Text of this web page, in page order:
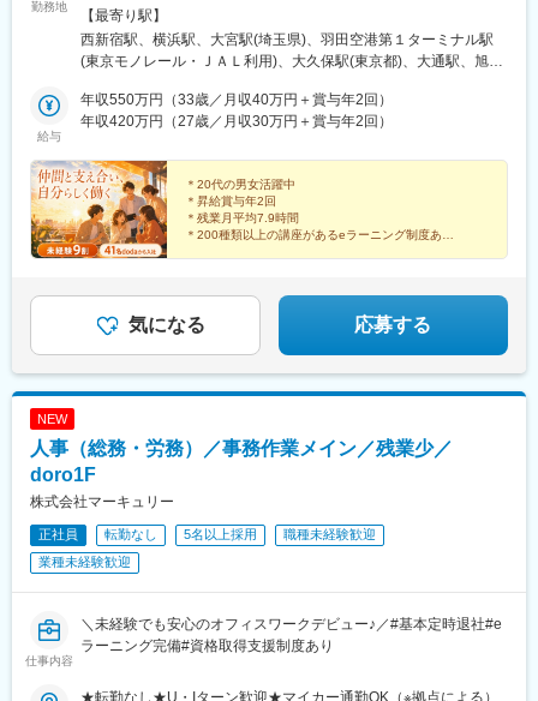
・Web制作ではなく経営課題の整理や戦略策定など最上流工程に
挑戦できます。
・大手BtoB企業を中心に多様な業界案件へ携われ、提案力やコン
サルティング力を磨けます。
・戦略提案からプロジェクト推進、公開後改善まで一気通貫で担
当でき、PM経験をさらに上流へ発展させられます。
変更の範囲：会社の定める業務
勤務地
生活圏を変えたくない」そんな希望も相談OKです。地元に戻って
の就職・転職も応援します！生活スタイルが変わって、勤務エリ
アを変えたいという相談も可能です！■北海道・東北：北海道・青
南関東：東京・神奈川・埼玉・千葉■中部：岐阜・愛知・静岡・石
川・新潟・長野・富山・福井・三重■近畿：滋賀・大阪・兵庫・奈
香川・愛媛■九州：福岡・長崎・大分・熊本・宮崎・鹿児島・沖縄
【最寄り駅】
西新宿駅、横浜駅、大宮駅(埼玉県)、羽田空港第１ターミナル駅
(東京モノレール・ＪＡＬ利用)、大久保駅(東京都)、大通駅、旭川
亀島駅、新浜松駅、新潟駅、新静岡駅、三島広小路駅、北鉄金沢
駅、長野駅、電気ビル前駅、福井駅、北新地駅、姫路駅、なんば
神南駅、眉山ロープウェイ山麓駅、浦添前田駅、通町筋駅、宮崎
駅、渋谷駅、新宿駅、新宿三丁目駅、池袋駅、吉祥寺駅、町田
駅、八王子駅、立川駅、新横浜駅、川崎駅、座間駅、相模原駅、
藤沢駅、海老名駅(相模線)、浦和駅、さいたま新都心駅、川口駅、
上尾駅、新座駅、熊谷駅、春日部駅、千葉中央駅、千葉みなと
駅、伊勢崎駅、前橋駅、世良田駅、桐生駅、栃木駅、小山駅、札
幌駅、函館駅、小樽駅、千歳駅(北海道)、青森駅、一ノ関駅、遠野
駅、久慈駅、水沢駅、秋田駅、横手駅、あおば通駅、泉中央駅、
岡県)、大場駅、西金沢駅、松任駅、野々市工大前駅、小松駅、亀
田駅、白山駅(新潟県)、新津駅、燕三条駅、東三条駅、篠ノ井駅、
松本駅、上諏訪駅、富山駅、高岡駅、新高岡駅、魚津駅、福井城
址大名町駅、水居駅、丸岡駅、岐阜駅、高山駅、名鉄岐阜駅、大
垣駅、津駅、近鉄四日市駅、津新町駅、鈴鹿市駅、播磨駅、草津
駅(滋賀県)、大津駅、南草津駅、彦根駅、長浜駅、西梅田駅、梅田
駅(地下鉄)、布施駅、堺市駅、ハーバーランド駅、三ノ宮駅、西宮
木駅、和歌山駅、和歌山市駅、後藤駅、弓ケ浜駅、鳥取駅、松江
駅、出雲市駅、山口駅(山口県)、下関駅、徳島駅、佐古駅、阿南
博多駅、天神駅、小倉駅(福岡県)、久留米駅、原田駅(福岡県)、行
給与
年収550万円（33歳／月収40万円＋賞与年2回）
年収420万円（27歳／月収30万円＋賞与年2回）
＊20代の男女活躍中
＊昇給賞与年2回
＊残業月平均7.9時間
＊200種類以上の講座があるeラーニング制度あり
それぞれの個性を活かしながら、
のびのびと働いています！
気になる 応募する
NEW
人事（総務・労務）／事務作業メイン／残業少／
doro1F
株式会社マーキュリー
正社員 転勤なし 5名以上採用
職種未経験歓迎
業種未経験歓迎
仕事内容
＼未経験でも安心のオフィスワークデビュー♪／#基本定時退社#e
ラーニング完備#資格取得支援制度あり
★転勤なし★U・Iターン歓迎★マイカー通勤OK（※拠点による）